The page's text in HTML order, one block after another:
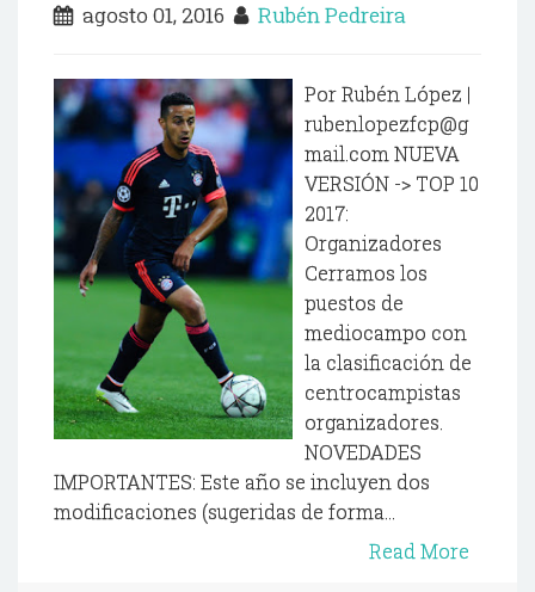
agosto 01, 2016 Rubén Pedreira
Por Rubén López |
rubenlopezfcp@g
mail.com NUEVA
VERSIÓN -> TOP 10
2017:
Organizadores
Cerramos los
puestos de
mediocampo con
la clasificación de
centrocampistas
organizadores.
NOVEDADES
IMPORTANTES: Este año se incluyen dos
modificaciones (sugeridas de forma...
Read More